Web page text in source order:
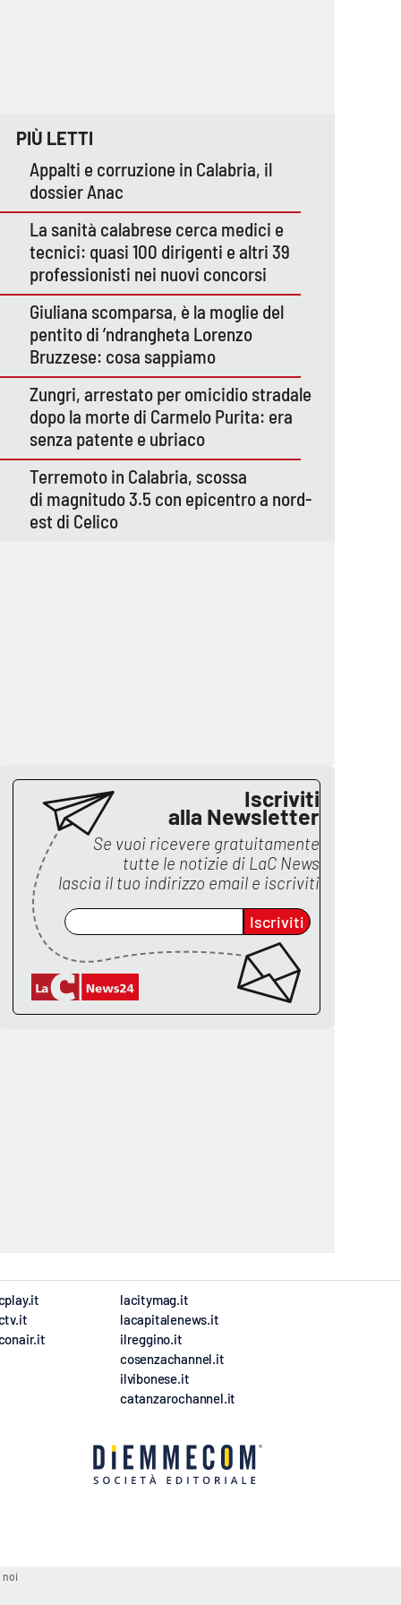
PIÙ LETTI
Appalti e corruzione in Calabria, il
dossier Anac
La sanità calabrese cerca medici e
tecnici: quasi 100 dirigenti e altri 39
professionisti nei nuovi concorsi
Giuliana scomparsa, è la moglie del
pentito di ’ndrangheta Lorenzo
Bruzzese: cosa sappiamo
Zungri, arrestato per omicidio stradale
dopo la morte di Carmelo Purita: era
senza patente e ubriaco
Terremoto in Calabria, scossa
di magnitudo 3.5 con epicentro a nord-
est di Celico
Iscriviti
alla Newsletter
Se vuoi ricevere gratuitamente
tutte le notizie di LaC News
lascia il tuo indirizzo email e iscriviti
Iscriviti
lacitymag.it
lacapitalenews.it
ilreggino.it
cosenzachannel.it
ilvibonese.it
catanzarochannel.it
noi